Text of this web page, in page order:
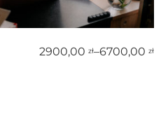
2900,00 zł–6700,00 zł